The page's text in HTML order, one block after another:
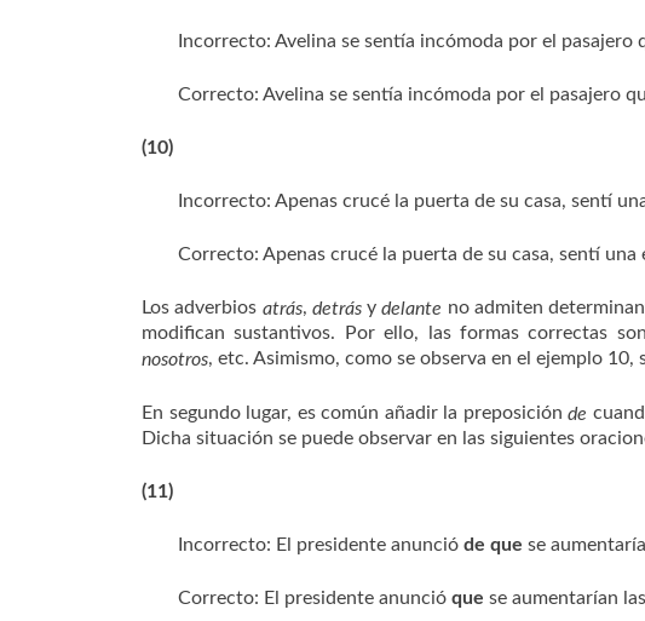
Incorrecto: Avelina se sentía incómoda por el pasajero
Correcto: Avelina se sentía incómoda por el pasajero
(10)
Incorrecto: Apenas crucé la puerta de su casa, sentí
Correcto: Apenas crucé la puerta de su casa, sentí una
Los adverbios atrás, detrásydelante no admiten
modifican sustantivos. Por ello, las formas correctas
nosotros, etc. Asimismo, como se observa en el ejemplo
En segundo lugar, es común añadir la preposición de
Dicha situación se puede observar en las siguientes
(11)
Incorrecto: El presidente anunció de que se
Correcto: El presidente anunció que se aumentarían